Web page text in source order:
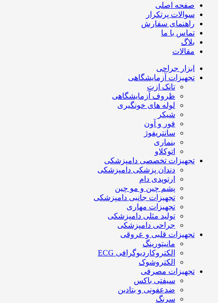
صفحه اصلی
سوالات پرتکرار
راهنمای سفارش
تماس با ما
بلاگ
مقالات
ابزار جراحی
تجهیزات آزمایشگاهی
تانک ازت
ظروف آزمایشگاهی
لوله های خونگیری
شیکر
فور و آون
سانتریفوژ
بنماری
اتوکلاو
تجهیزات تخصصی دامپزشکی
دندان پزشکی دامپزشکی
ارتوپدی دام
پشم چین و مو چین
تجهیزات جانبی دامپزشکی
تجهیزات مهاری
تولید مثلی دامپزشکی
جراحی دامپزشکی
تجهیزات قلبی و عروقی
مانیتورینگ
الکتروکاردیوگرافی ECG
الکتروشوک
تجهیزات مصرفی
سیفتی باکس
ضدعفونی و بتادین
سرنگ